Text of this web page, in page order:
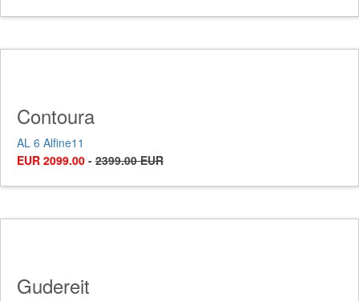
Contoura
AL 6 Alfine11
EUR 2099.00 - 2399.00 EUR
Gudereit